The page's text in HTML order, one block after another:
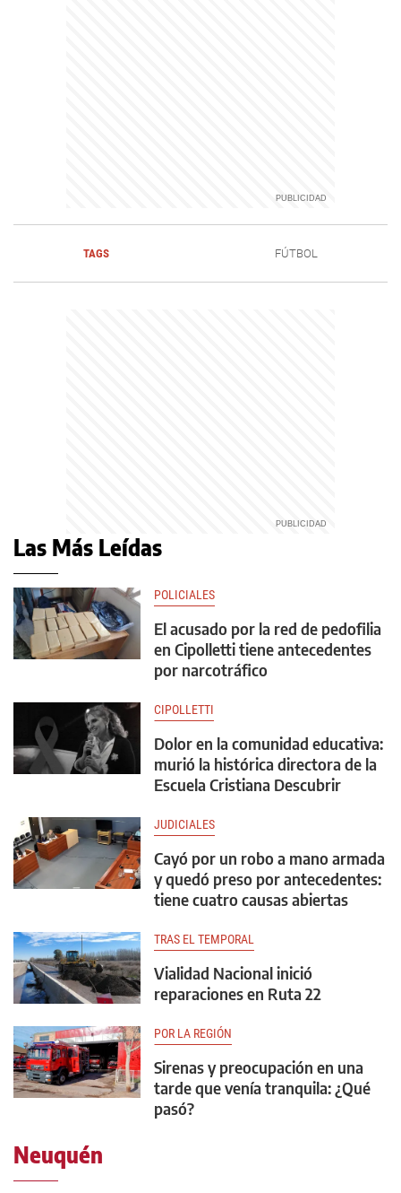
TAGS FÚTBOL
Las Más Leídas
POLICIALES
El acusado por la red de pedofilia
en Cipolletti tiene antecedentes
por narcotráfico
CIPOLLETTI
Dolor en la comunidad educativa:
murió la histórica directora de la
Escuela Cristiana Descubrir
JUDICIALES
Cayó por un robo a mano armada
y quedó preso por antecedentes:
tiene cuatro causas abiertas
TRAS EL TEMPORAL
Vialidad Nacional inició
reparaciones en Ruta 22
POR LA REGIÓN
Sirenas y preocupación en una
tarde que venía tranquila: ¿Qué
pasó?
Neuquén